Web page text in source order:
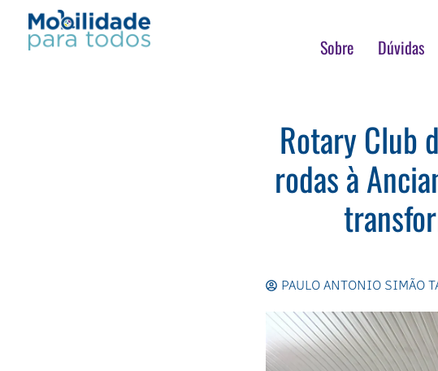
Sobre Dúvidas
Rotary Club
rodas à
PAULO ANTONIO SIMÃO